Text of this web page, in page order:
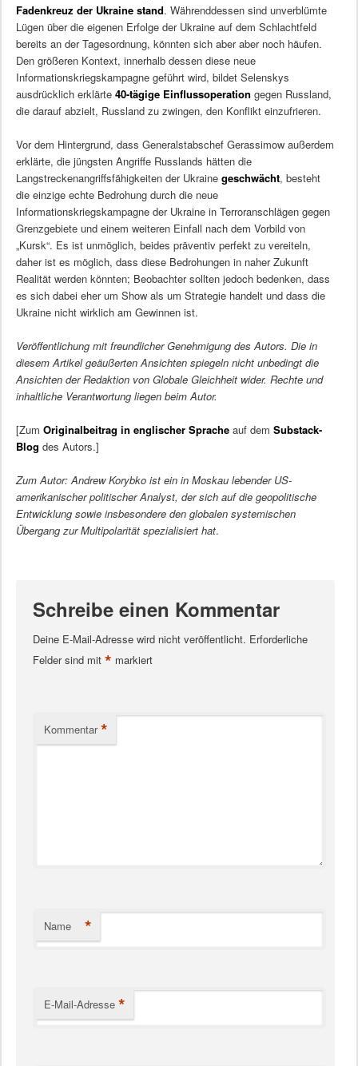
Fadenkreuz der Ukraine stand. Währenddessen sind unverblümte
Lügen über die eigenen Erfolge der Ukraine auf dem Schlachtfeld
bereits an der Tagesordnung, könnten sich aber aber noch häufen.
Den größeren Kontext, innerhalb dessen diese neue
Informationskriegskampagne geführt wird, bildet Selenskys
ausdrücklich erklärte 40-tägige Einflussoperation gegen Russland,
die darauf abzielt, Russland zu zwingen, den Konflikt einzufrieren.
Vor dem Hintergrund, dass Generalstabschef Gerassimow außerdem
erklärte, die jüngsten Angriffe Russlands hätten die
Langstreckenangriffsfähigkeiten der Ukraine geschwächt, besteht
die einzige echte Bedrohung durch die neue
Informationskriegskampagne der Ukraine in Terroranschlägen gegen
Grenzgebiete und einem weiteren Einfall nach dem Vorbild von
„Kursk“. Es ist unmöglich, beides präventiv perfekt zu vereiteln,
daher ist es möglich, dass diese Bedrohungen in naher Zukunft
Realität werden könnten; Beobachter sollten jedoch bedenken, dass
es sich dabei eher um Show als um Strategie handelt und dass die
Ukraine nicht wirklich am Gewinnen ist.
Veröffentlichung mit freundlicher Genehmigung des Autors. Die in
diesem Artikel geäußerten Ansichten spiegeln nicht unbedingt die
Ansichten der Redaktion von Globale Gleichheit wider. Rechte und
inhaltliche Verantwortung liegen beim Autor.
[Zum Originalbeitrag in englischer Spracheauf dem Substack-
Blog des Autors.]
Zum Autor: Andrew Korybko ist ein in Moskau lebender US-
amerikanischer politischer Analyst, der sich auf die geopolitische
Entwicklung sowie insbesondere den globalen systemischen
Übergang zur Multipolarität spezialisiert hat.
Schreibe einen Kommentar
Deine E-Mail-Adresse wird nicht veröffentlicht. Erforderliche
Felder sind mit * markiert
Kommentar *
Name *
E-Mail-Adresse *